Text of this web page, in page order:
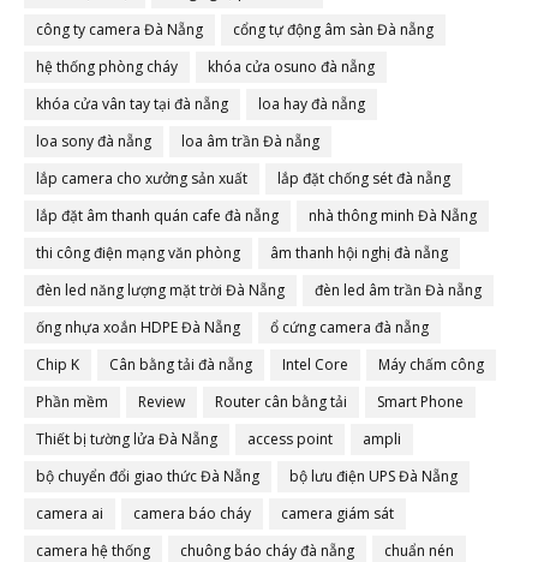
công ty camera Đà Nẵng
cổng tự động âm sàn Đà nẵng
hệ thống phòng cháy
khóa cửa osuno đà nẵng
khóa cửa vân tay tại đà nẵng
loa hay đà nẵng
loa sony đà nẵng
loa âm trần Đà nẵng
lắp camera cho xưởng sản xuất
lắp đặt chống sét đà nẵng
lắp đặt âm thanh quán cafe đà nẵng
nhà thông minh Đà Nẵng
thi công điện mạng văn phòng
âm thanh hội nghị đà nẵng
đèn led năng lượng mặt trời Đà Nẵng
đèn led âm trần Đà nẵng
ống nhựa xoắn HDPE Đà Nẵng
ổ cứng camera đà nẵng
Chip K
Cân bằng tải đà nẵng Intel Core
Máy chấm công
Phần mềm
Review Router cân bằng tải
Smart Phone
Thiết bị tường lửa Đà Nẵng
access point
ampli
bộ chuyển đổi giao thức Đà Nẵng
bộ lưu điện UPS Đà Nẵng
camera ai
camera báo cháy
camera giám sát
camera hệ thống
chuông báo cháy đà nẵng
chuẩn nén